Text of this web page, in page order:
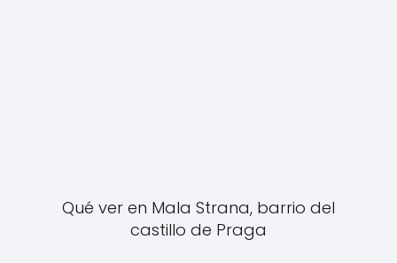
Qué ver en Mala Strana, barrio del
castillo de Praga